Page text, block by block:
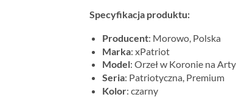
Specyfikacja produktu:
Producent: Morowo, Polska
Marka: xPatriot
Model: Orzeł w Koronie na
Seria: Patriotyczna, Premium
Kolor: czarny